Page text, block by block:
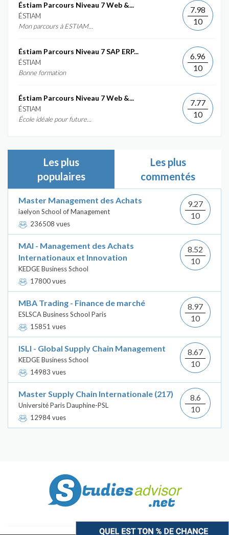
Éstiam Parcours Niveau 7 Web &...
ÉSTIAM
Mon parcours à ESTIAM...
7.98
10
Éstiam Parcours Niveau 7 SAP ERP...
ÉSTIAM
Bonne formation
6.96
10
Éstiam Parcours Niveau 7 Web &...
ÉSTIAM
École idéale pour future...
7.77
10
Les plus
populaires
Les plus
commentés
Master Management des Achats
iaelyon School of Management
236508 vues
9.27
10
MAI - Management des Achats
Internationaux et Innovation
KEDGE Business School
17800 vues
8.52
10
MBA Trading - Finance de marché
ESLSCA Business School Paris
15851 vues
8.97
10
ISLI - Global Supply Chain Management
KEDGE Business School
14983 vues
8.67
10
Master Supply Chain Internationale (217)
Université Paris Dauphine-PSL
12984 vues
8.6
10